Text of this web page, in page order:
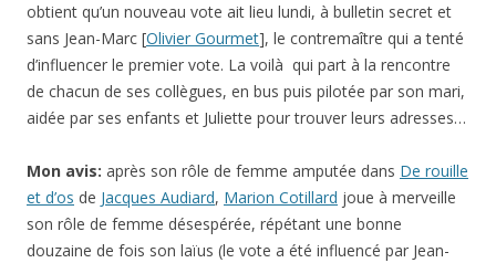
obtient qu’un nouveau vote ait lieu lundi, à bulletin secret et
sans Jean-Marc [Olivier Gourmet], le contremaître qui a tenté
d’influencer le premier vote. La voilà qui part à la rencontre
de chacun de ses collègues, en bus puis pilotée par son mari,
aidée par ses enfants et Juliette pour trouver leurs adresses…
Mon avis: après son rôle de femme amputée dans De rouille
et d’os de Jacques Audiard, Marion Cotillard joue à merveille
son rôle de femme désespérée, répétant une bonne
douzaine de fois son laïus (le vote a été influencé par Jean-